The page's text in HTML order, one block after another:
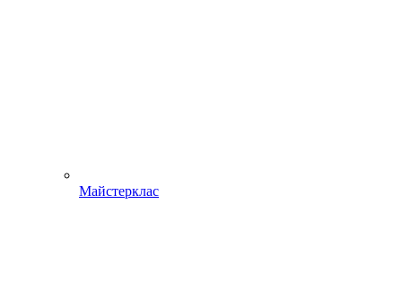
Майстерклас